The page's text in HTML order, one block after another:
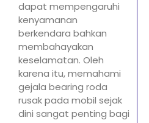
dapat mempengaruhi
kenyamanan
berkendara bahkan
membahayakan
keselamatan. Oleh
karena itu, memahami
gejala bearing roda
rusak pada mobil sejak
dini sangat penting bagi